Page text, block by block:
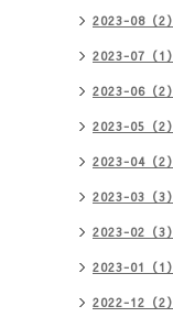
2023-08（2）
2023-07（1）
2023-06（2）
2023-05（2）
2023-04（2）
2023-03（3）
2023-02（3）
2023-01（1）
2022-12（2）